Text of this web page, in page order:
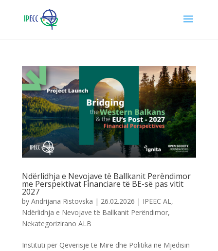
Ndërlidhja e Nevojave të Ballkanit Perëndimor
me Perspektivat Financiare të BE-së pas vitit
2027
by Andrijana Ristovska | 26.02.2026 | IPEEC AL,
Ndërlidhja e Nevojave të Ballkanit Perëndimor,
Nekategorizirano ALB
Instituti për Qeverisje të Mirë dhe Politika në Mjedisin